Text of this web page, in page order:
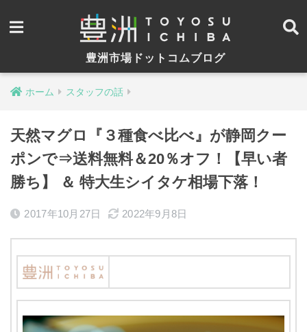
豊洲市場ドットコムブログ
ホーム スタッフの話
天然マグロ『３種食べ比べ』が静岡クー
ポンで⇒送料無料＆20％オフ！【早い者
勝ち】 ＆ 特大生シイタケ相場下落！
2017年10月27日 2022年9月8日